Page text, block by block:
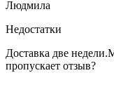
Людмила
Недостатки
Доставка две
пропускает отзыв?